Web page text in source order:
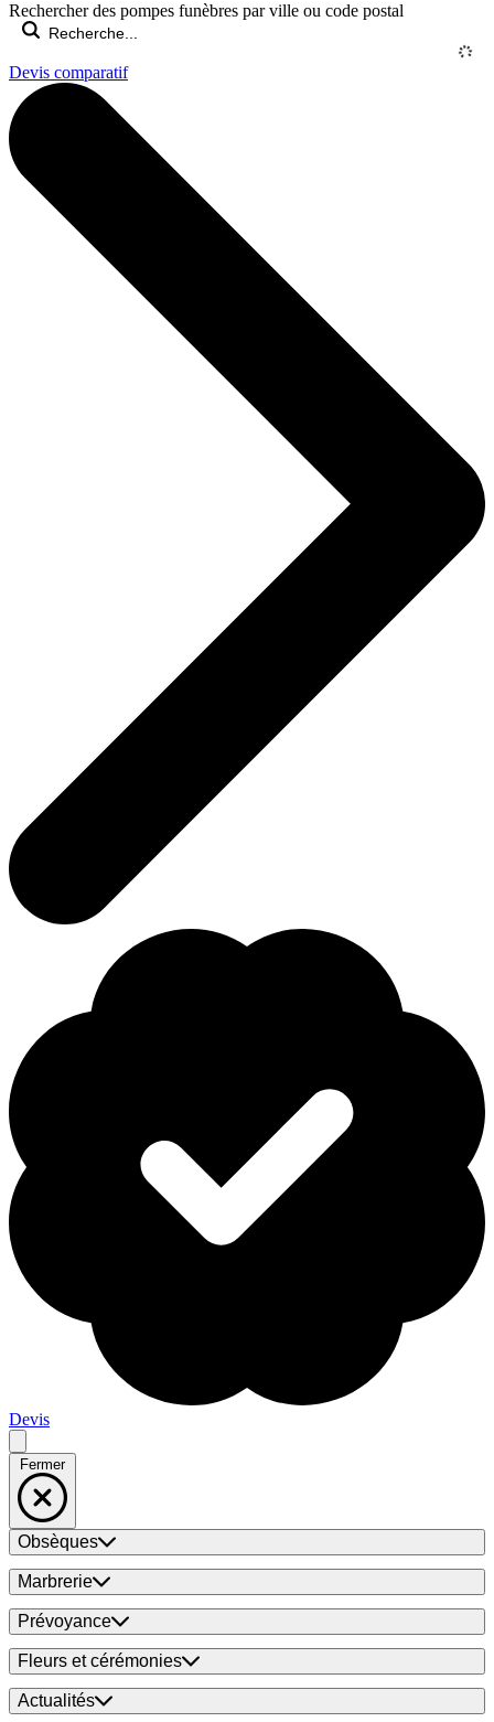
Rechercher des pompes funèbres par ville ou code postal
Devis comparatif
Devis
Fermer
Obsèques
Marbrerie
Prévoyance
Fleurs et cérémonies
Actualités